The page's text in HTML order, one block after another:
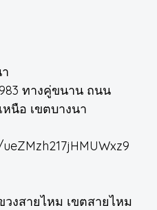
ทางคู่ขนาน ถนน
นือ เขตบางนา
วงสายไหม เขตสายไหม